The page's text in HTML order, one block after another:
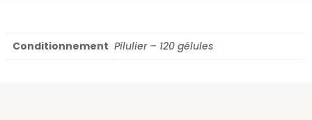
Conditionnement Pilulier – 120 gélules